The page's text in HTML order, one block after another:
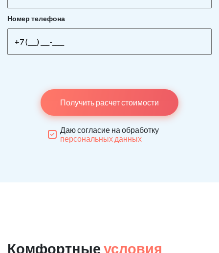
Номер телефона
Получить расчет стоимости
Даю согласие на обработку
персональных данных
Комфортные условия